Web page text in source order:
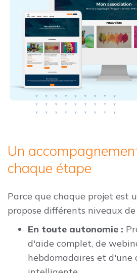
Un
chaque étape
Parce que chaque projet est
propose différents niveaux
En toute autonomie :
d'aide complet, de
hebdomadaires et d'une